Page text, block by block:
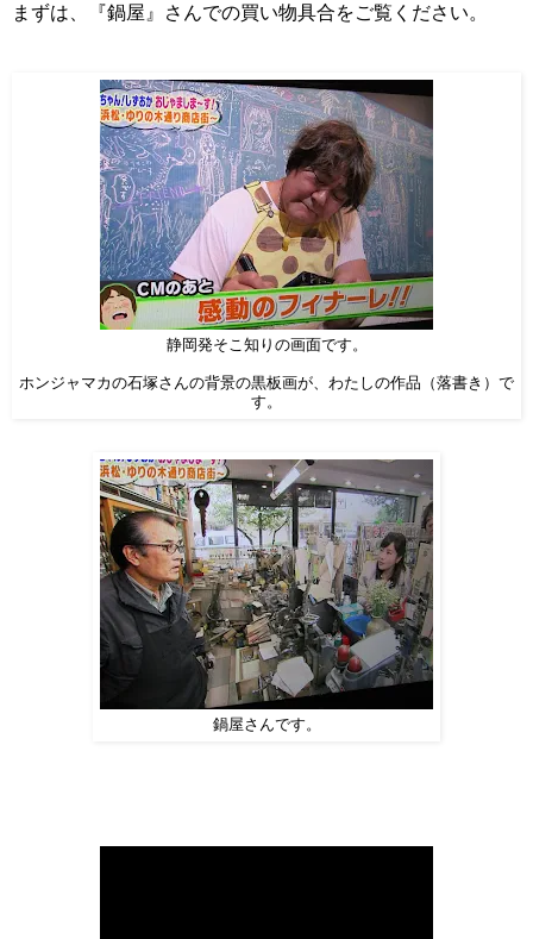
まずは、『鍋屋』さんでの買い物具合をご覧ください。
静岡発そこ知りの画面です。
ホンジャマカの石塚さんの背景の黒板画が、わたしの作品（落書き）で
す。
鍋屋さんです。